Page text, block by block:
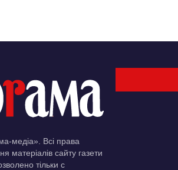
медіа». Всі права
матеріалів сайту газети
тільки c